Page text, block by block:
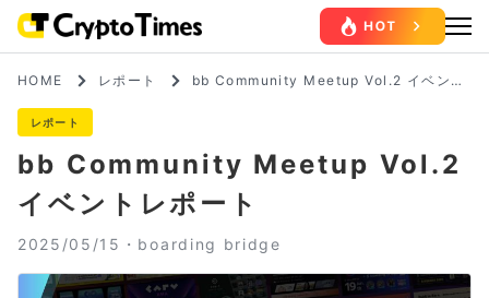
HOME レポート
bb Community Meetup Vol.2 イベント
レポート
bb Community Meetup Vol.2
イベントレポート
2025/05/15・ boarding bridge